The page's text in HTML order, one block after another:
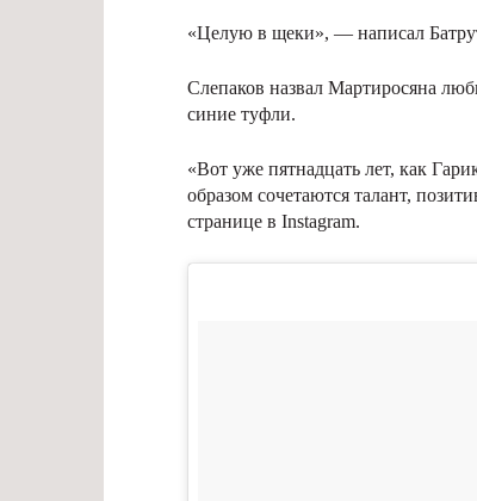
«Целую в щеки», — написал
Слепаков назвал Мартиросяна
синие туфли.
«Вот уже пятнадцать лет, как
образом сочетаются талант,
странице в Instagram.